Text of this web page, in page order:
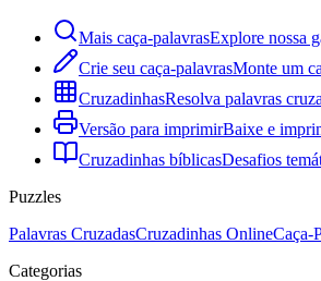
Mais caça-palavrasExplore nossa
Crie seu caça-palavrasMonte um
CruzadinhasResolva palavras
Versão para imprimirBaixe e
Cruzadinhas bíblicasDesafios
Puzzles
Palavras CruzadasCruzadinhas OnlineCaça-
Categorias